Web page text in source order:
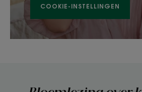
COOKIE-INSTELLINGEN